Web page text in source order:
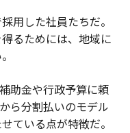
用した社員たちだ。
るためには、地域に
助金や行政予算に頼
ら分割払いのモデル
ている点が特徴だ。